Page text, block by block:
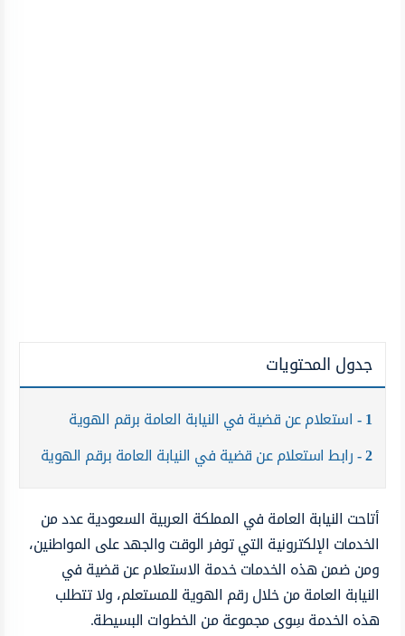
جدول المحتويات
1 استعلام عن قضية في النيابة العامة برقم الهوية
2 رابط استعلام عن قضية في النيابة العامة برقم الهوية
أتاحت النيابة العامة في المملكة العربية السعودية عدد من
الخدمات الإلكترونية التي توفر الوقت والجهد على المواطنين،
ومن ضمن هذه الخدمات خدمة الاستعلام عن قضية في
النيابة العامة من خلال رقم الهوية للمستعلم، ولا تتطلب
هذه الخدمة سِوى مجموعة من الخطوات البسيطة.